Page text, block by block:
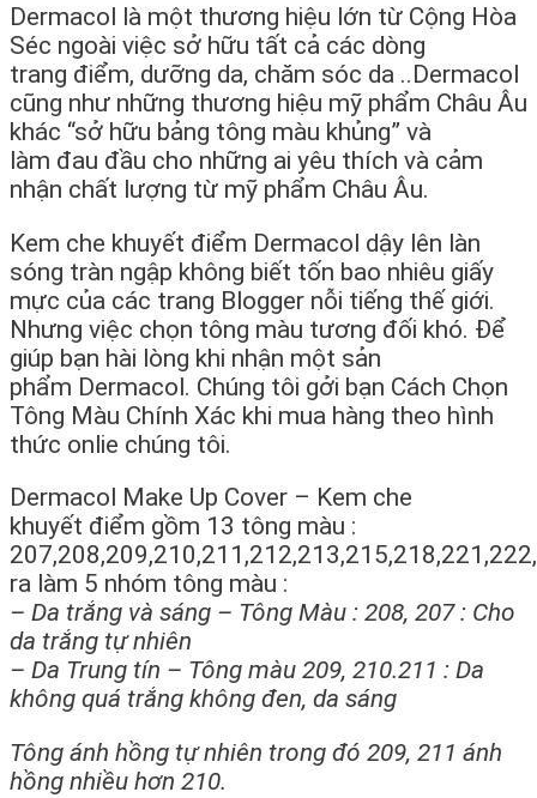
Dermacol là một thương hiệu lớn từ Cộng Hòa
Séc ngoài việc sở hữu tất cả các dòng
trang điểm, dưỡng da, chăm sóc da ..Dermacol
cũng như những thương hiệu mỹ phẩm Châu Âu
khác “sở hữu bảng tông màu khủng” và
làm đau đầu cho những ai yêu thích và cảm
nhận chất lượng từ mỹ phẩm Châu Âu.
Kem che khuyết điểm Dermacol dậy lên làn
sóng tràn ngập không biết tốn bao nhiêu giấy
mực của các trang Blogger nỗi tiếng thế giới.
Nhưng việc chọn tông màu tương đối khó. Để
giúp bạn hài lòng khi nhận một sản
phẩm Dermacol. Chúng tôi gởi bạn Cách Chọn
Tông Màu Chính Xác khi mua hàng theo hình
thức onlie chúng tôi.
Dermacol Make Up Cover – Kem che
khuyết điểm gồm 13 tông màu :
ra làm 5 nhóm tông màu :
– Da trắng và sáng – Tông Màu : 208, 207 : Cho
da trắng tự nhiên
– Da Trung tín – Tông màu 209, 210.211 : Da
không quá trắng không đen, da sáng
Tông ánh hồng tự nhiên trong đó 209, 211 ánh
hồng nhiều hơn 210.